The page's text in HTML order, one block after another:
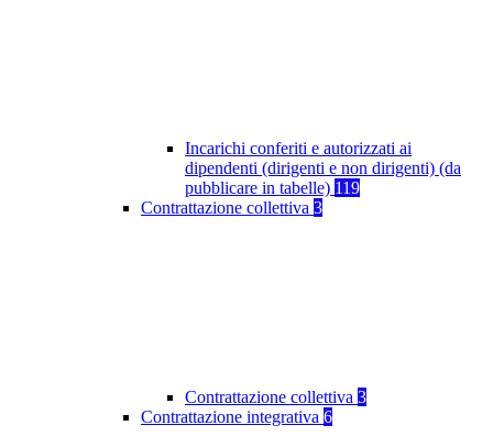
Incarichi conferiti e autorizzati ai
dipendenti (dirigenti e non dirigenti) (da
pubblicare in tabelle) 119
Contrattazione collettiva 3
Contrattazione collettiva 3
Contrattazione integrativa 6